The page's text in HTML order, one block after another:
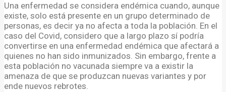
Una enfermedad se considera endémica cuando, aunque
existe, solo está presente en un grupo determinado de
personas, es decir ya no afecta a toda la población. En el
caso del Covid, considero que a largo plazo sí podría
convertirse en una enfermedad endémica que afectará a
quienes no han sido inmunizados. Sin embargo, frente a
esta población no vacunada siempre va a existir la
amenaza de que se produzcan nuevas variantes y por
ende nuevos rebrotes.